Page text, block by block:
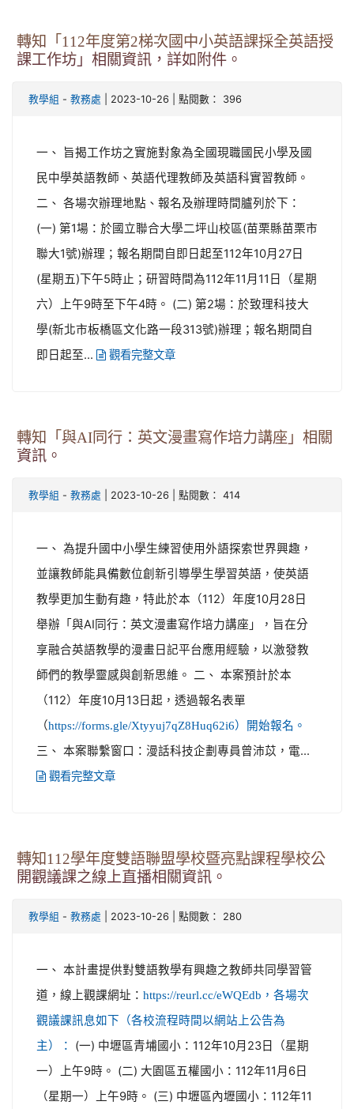
轉知「112年度第2梯次國中小英語課採全英語授
課工作坊」相關資訊，詳如附件。
教學組 - 教務處 | 2023-10-26 | 點閱數： 396
一、 旨揭工作坊之實施對象為全國現職國民小學及國
民中學英語教師、英語代理教師及英語科實習教師。
二、 各場次辦理地點、報名及辦理時間臚列於下：
(一) 第1場：於國立聯合大學二坪山校區(苗栗縣苗栗市
聯大1號)辦理；報名期間自即日起至112年10月27日
(星期五)下午5時止；研習時間為112年11月11日（星期
六）上午9時至下午4時。 (二) 第2場：於致理科技大
學(新北市板橋區文化路一段313號)辦理；報名期間自
即日起至...
觀看完整文章
轉知「與AI同行：英文漫畫寫作培力講座」相關
資訊。
教學組 - 教務處 | 2023-10-26 | 點閱數： 414
一、 為提升國中小學生練習使用外語探索世界興趣，
並讓教師能具備數位創新引導學生學習英語，使英語
教學更加生動有趣，特此於本（112）年度10月28日
舉辦「與AI同行：英文漫畫寫作培力講座」，旨在分
享融合英語教學的漫畫日記平台應用經驗，以激發教
師們的教學靈感與創新思維。 二、 本案預計於本
（112）年度10月13日起，透過報名表單
（https://forms.gle/Xtyyuj7qZ8Huq62i6）開始報名。
三、 本案聯繫窗口：漫話科技企劃專員曾沛苡，電...
觀看完整文章
轉知112學年度雙語聯盟學校暨亮點課程學校公
開觀議課之線上直播相關資訊。
教學組 - 教務處 | 2023-10-26 | 點閱數： 280
一、 本計畫提供對雙語教學有興趣之教師共同學習管
道，線上觀課網址： https://reurl.cc/eWQEdb，各場次
觀議課訊息如下（各校流程時間以網站上公告為
主）：
(一) 中壢區青埔國小：112年10月23日（星期
一）上午9時。 (二) 大園區五權國小：112年11月6日
（星期一）上午9時。 (三) 中壢區內壢國小：112年11